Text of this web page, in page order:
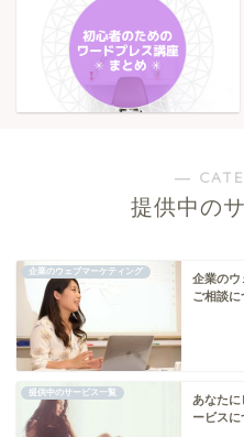
―
提供中の
企業のウェブマーケティング
企業のウ
ご相談に
提供中のサービス一覧
あなた
ービスに